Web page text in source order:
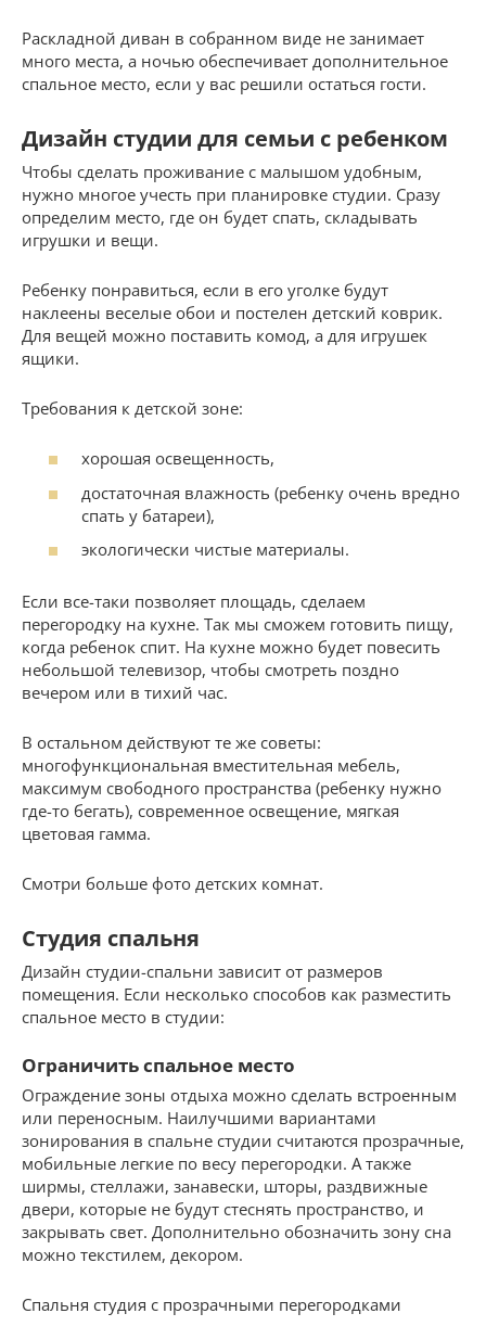
Раскладной диван в собранном виде не занимает
много места, а ночью обеспечивает дополнительное
спальное место, если у вас решили остаться гости.
Дизайн студии для семьи с ребенком
Чтобы сделать проживание с малышом удобным,
нужно многое учесть при планировке студии. Сразу
определим место, где он будет спать, складывать
игрушки и вещи.
Ребенку понравиться, если в его уголке будут
наклеены веселые обои и постелен детский коврик.
Для вещей можно поставить комод, а для игрушек
ящики.
Требования к детской зоне:
хорошая освещенность,
достаточная влажность (ребенку очень вредно
спать у батареи),
экологически чистые материалы.
Если все-таки позволяет площадь, сделаем
перегородку на кухне. Так мы сможем готовить пищу,
когда ребенок спит. На кухне можно будет повесить
небольшой телевизор, чтобы смотреть поздно
вечером или в тихий час.
В остальном действуют те же советы:
многофункциональная вместительная мебель,
максимум свободного пространства (ребенку нужно
где-то бегать), современное освещение, мягкая
цветовая гамма.
Смотри больше фото детских комнат.
Студия спальня
Дизайн студии-спальни зависит от размеров
помещения. Если несколько способов как разместить
спальное место в студии:
Ограничить спальное место
Ограждение зоны отдыха можно сделать встроенным
или переносным. Наилучшими вариантами
зонирования в спальне студии считаются прозрачные,
мобильные легкие по весу перегородки. А также
ширмы, стеллажи, занавески, шторы, раздвижные
двери, которые не будут стеснять пространство, и
закрывать свет. Дополнительно обозначить зону сна
можно текстилем, декором.
Спальня студия с прозрачными перегородками